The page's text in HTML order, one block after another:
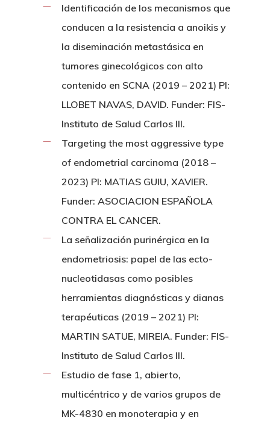
Identificación de los mecanismos que
conducen a la resistencia a anoikis y
la diseminación metastásica en
tumores ginecológicos con alto
contenido en SCNA (2019 – 2021) PI:
LLOBET NAVAS, DAVID. Funder: FIS-
Instituto de Salud Carlos III.
Targeting the most aggressive type
of endometrial carcinoma (2018 –
2023) PI: MATIAS GUIU, XAVIER.
Funder: ASOCIACION ESPAÑOLA
CONTRA EL CANCER.
La señalización purinérgica en la
endometriosis: papel de las ecto-
nucleotidasas como posibles
herramientas diagnósticas y dianas
terapéuticas (2019 – 2021) PI:
MARTIN SATUE, MIREIA. Funder: FIS-
Instituto de Salud Carlos III.
Estudio de fase 1, abierto,
multicéntrico y de varios grupos de
MK-4830 en monoterapia y en